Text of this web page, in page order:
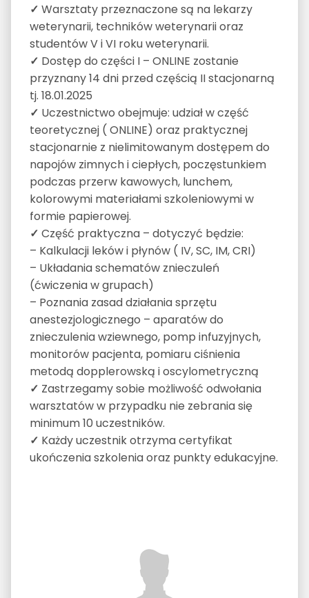
✓ Warsztaty przeznaczone są na lekarzy
weterynarii, techników weterynarii oraz
studentów V i VI roku weterynarii.
✓ Dostęp do części I – ONLINE zostanie
przyznany 14 dni przed częścią II stacjonarną
tj. 18.01.2025
✓ Uczestnictwo obejmuje: udział w część
teoretycznej ( ONLINE) oraz praktycznej
stacjonarnie z nielimitowanym dostępem do
napojów zimnych i ciepłych, poczęstunkiem
podczas przerw kawowych, lunchem,
kolorowymi materiałami szkoleniowymi w
formie papierowej.
✓ Część praktyczna – dotyczyć będzie:
– Kalkulacji leków i płynów ( IV, SC, IM, CRI)
– Układania schematów znieczuleń
(ćwiczenia w grupach)
– Poznania zasad działania sprzętu
anestezjologicznego – aparatów do
znieczulenia wziewnego, pomp infuzyjnych,
monitorów pacjenta, pomiaru ciśnienia
metodą dopplerowską i oscylometryczną
✓ Zastrzegamy sobie możliwość odwołania
warsztatów w przypadku nie zebrania się
minimum 10 uczestników.
✓ Każdy uczestnik otrzyma certyfikat
ukończenia szkolenia oraz punkty edukacyjne.